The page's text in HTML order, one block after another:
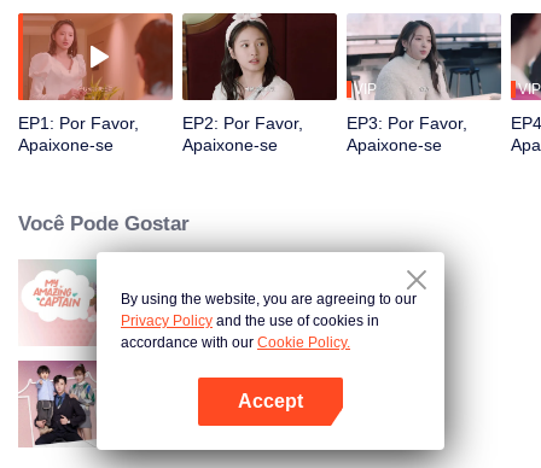
Abra o programa
rico e lindo. Inesperadamente, o amor e a carreira bateram em sua porta um
após o outro!
EP1: Por Favor,
Apaixone-se
EP2: Por Favor,
Apaixone-se
VIP
EP3: Por Favor,
Apaixone-se
VIP
Você Pode Gostar
Meu Incrível Capitão
Memórias com Você
By using the website, you are agreeing to our
Privacy Policy and the use of cookies in
accordance with our Cookie Policy.
Accept